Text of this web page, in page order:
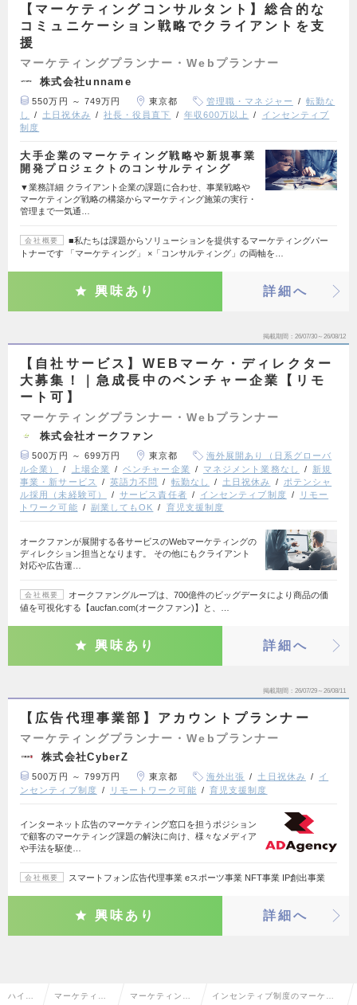
【マーケティングコンサルタント】総合的な
コミュニケーション戦略でクライアントを支
援
マーケティングプランナー・Webプランナー
株式会社unname
550万円 ～ 749万円 東京都 管理職・マネジャー
転勤な
し
土日祝休み 社長・役員直下 年収600万以上
インセンティブ
制度
大手企業のマーケティング戦略や新規事業
開発プロジェクトのコンサルティング
▼業務詳細 クライアント企業の課題に合わせ、事業戦略や
マーケティング戦略の構築からマーケティング施策の実行・
管理まで一気通…
会社概要
■私たちは課題からソリューションを提供するマーケティングパー
トナーです 「マーケティング」 ×「コンサルティング」の両軸を…
興味あり 詳細へ
掲載期間 26/07/30～26/08/12
【自社サービス】WEBマーケ・ディレクター
大募集！｜急成長中のベンチャー企業【リモ
ート可】
マーケティングプランナー・Webプランナー
株式会社オークファン
500万円 ～ 699万円 東京都
海外展開あり（日系グローバ
ル企業）
上場企業 ベンチャー企業 マネジメント業務なし
新規
事業・新サービス
英語力不問 転勤なし 土日祝休み
ポテンシャ
ル採用（未経験可）
サービス責任者 インセンティブ制度
リモー
トワーク可能
副業してもOK 育児支援制度
オークファンが展開する各サービスのWebマーケティングの
ディレクション担当となります。 その他にもクライアント
対応や広告運…
会社概要
オークファングループは、700億件のビッグデータにより商品の価
値を可視化する【aucfan.com(オークファン)】と、…
興味あり 詳細へ
掲載期間 26/07/29～26/08/11
【広告代理事業部】アカウントプランナー
マーケティングプランナー・Webプランナー
株式会社CyberZ
500万円 ～ 799万円 東京都 海外出張 土日祝休み
イ
ンセンティブ制度
リモートワーク可能 育児支援制度
インターネット広告のマーケティング窓口を担うポジション
で顧客のマーケティング課題の解決に向け、様々なメディア
や手法を駆使…
会社概要 スマートフォン広告代理事業 eスポーツ事業 NFT事業 IP創出事業
興味あり 詳細へ
ハイク マーケティン マーケティング インセンティブ制度のマーケテ